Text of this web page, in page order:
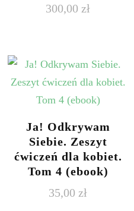
300,00 zł
Ja! Odkrywam
Siebie. Zeszyt
ćwiczeń dla kobiet.
Tom 4 (ebook)
35,00 zł